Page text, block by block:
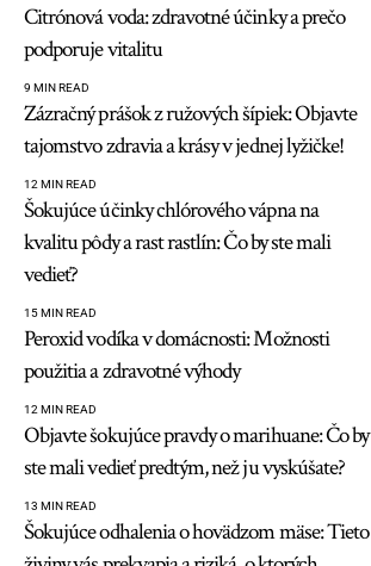
Citrónová voda: zdravotné účinky a prečo
podporuje vitalitu
9 MIN READ
Zázračný prášok z ružových šípiek: Objavte
tajomstvo zdravia a krásy v jednej lyžičke!
12 MIN READ
Šokujúce účinky chlórového vápna na
kvalitu pôdy a rast rastlín: Čo by ste mali
vedieť?
15 MIN READ
Peroxid vodíka v domácnosti: Možnosti
použitia a zdravotné výhody
12 MIN READ
Objavte šokujúce pravdy o marihuane: Čo by
ste mali vedieť predtým, než ju vyskúšate?
13 MIN READ
Šokujúce odhalenia o hovädzom mäse: Tieto